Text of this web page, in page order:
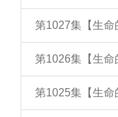
第1027集【生命
第1026集【生命
第1025集【生命